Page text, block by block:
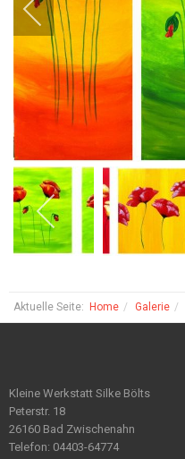
Aktuelle Seite: Home Galerie
Kleine Werkstatt Silke Bölts
Peterstr. 18
26160 Bad Zwischenahn
Telefon: 04403-64774